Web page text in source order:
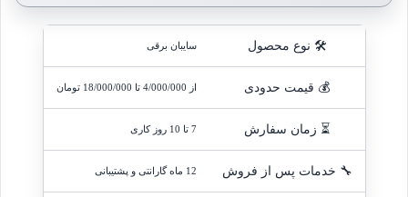
🛠️ نوع محصول سایبان برقی
💰 قیمت حدودی از 4/000/000 تا 18/000/000 تومان
⏳ زمان سفارش 7 تا 10 روز کاری
🔧 خدمات پس از فروش 12 ماه گارانتی و پشتیبانی